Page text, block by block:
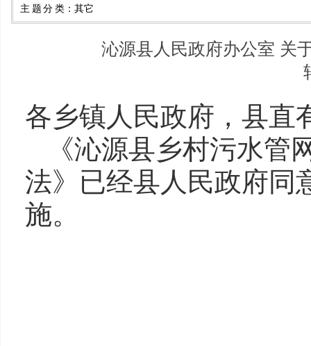
主题分类 ： 其它
沁源县人民政府办公室 关
各乡镇人民政府，县直
《沁源县乡村污水
法》已经县人民政府同
施。